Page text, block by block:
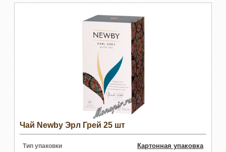
Чай Newby Эрл Грей 25 шт
Тип упаковки Картонная упаковка